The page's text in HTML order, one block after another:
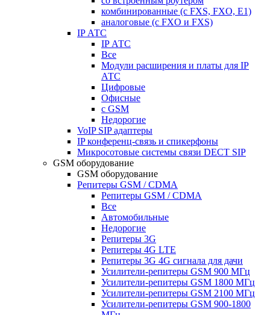
комбинированные (c FXS, FXO, E1)
аналоговые (с FXO и FXS)
IP АТС
IP АТС
Все
Модули расширения и платы для IP
АТС
Цифровые
Офисные
с GSM
Недорогие
VoIP SIP адаптеры
IP конференц-связь и спикерфоны
Микросотовые системы связи DECT SIP
GSM оборудование
GSM оборудование
Репитеры GSM / CDMA
Репитеры GSM / CDMA
Все
Автомобильные
Недорогие
Репитеры 3G
Репитеры 4G LTE
Репитеры 3G 4G сигнала для дачи
Усилители-репитеры GSM 900 МГц
Усилители-репитеры GSM 1800 МГц
Усилители-репитеры GSM 2100 МГц
Усилители-репитеры GSM 900-1800